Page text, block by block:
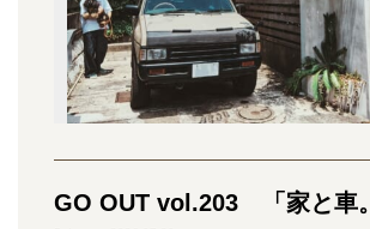
GO OUT vol.203 「家と車